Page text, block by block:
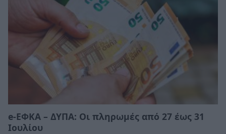
e-ΕΦΚΑ – ΔΥΠΑ: Οι πληρωμές από 27 έως 31
Ιουλίου